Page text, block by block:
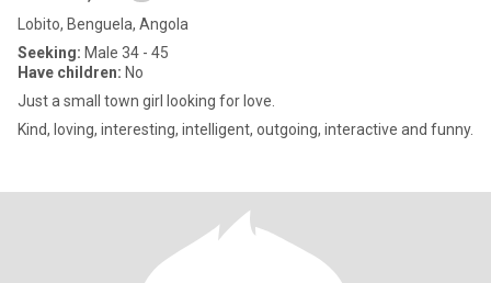
Lobito, Benguela, Angola
Seeking: Male 34 - 45
Have children: No
Just a small town girl looking for love.
Kind, loving, interesting, intelligent, outgoing, interactive and funny.